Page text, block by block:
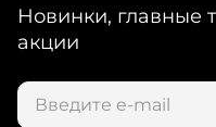
Новинки, главные
акции